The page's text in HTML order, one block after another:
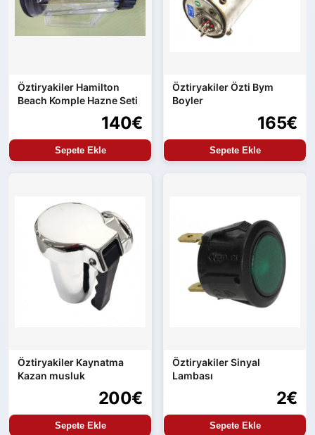
Öztiryakiler Hamilton
Beach Komple Hazne Seti
140€
Sepete Ekle
Öztiryakiler Özti Bym
Boyler
165€
Sepete Ekle
Öztiryakiler Kaynatma
Kazan musluk
200€
Sepete Ekle
Öztiryakiler Sinyal
Lambası
2€
Sepete Ekle